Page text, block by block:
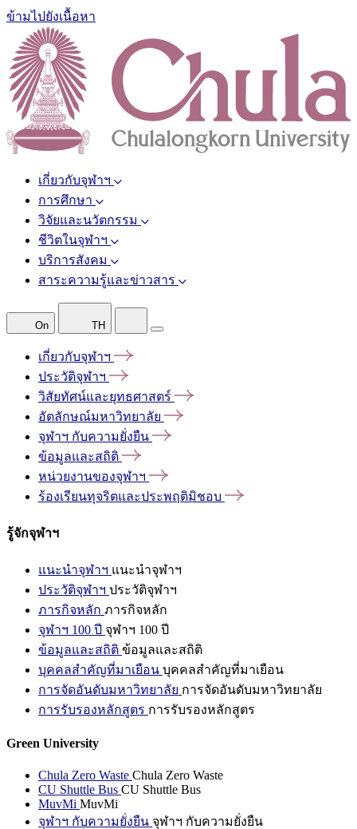
ข้ามไปยังเนื้อหา
เกี่ยวกับจุฬาฯ
การศึกษา
วิจัยและนวัตกรรม
ชีวิตในจุฬาฯ
บริการสังคม
สาระความรู้และข่าวสาร
On TH
เกี่ยวกับจุฬาฯ
ประวัติจุฬาฯ
วิสัยทัศน์และยุทธศาสตร์
อัตลักษณ์มหาวิทยาลัย
จุฬาฯ กับความยั่งยืน
ข้อมูลและสถิติ
หน่วยงานของจุฬาฯ
ร้องเรียนทุจริตและประพฤติมิชอบ
รู้จักจุฬาฯ
แนะนำจุฬาฯ แนะนำจุฬาฯ
ประวัติจุฬาฯ ประวัติจุฬาฯ
ภารกิจหลัก ภารกิจหลัก
จุฬาฯ 100 ปี จุฬาฯ 100 ปี
ข้อมูลและสถิติ ข้อมูลและสถิติ
บุคคลสำคัญที่มาเยือน บุคคลสำคัญที่มาเยือน
การจัดอันดับมหาวิทยาลัย การจัดอันดับมหาวิทยาลัย
การรับรองหลักสูตร การรับรองหลักสูตร
Green University
Chula Zero Waste Chula Zero Waste
CU Shuttle Bus CU Shuttle Bus
MuvMi MuvMi
จุฬาฯ กับความยั่งยืน จุฬาฯ กับความยั่งยืน